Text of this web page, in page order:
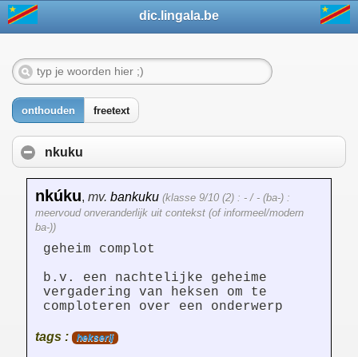
dic.lingala.be
onthouden freetext
nkuku
nkúku, mv. bankuku (klasse 9/10 (2) : - / - (ba-) :
meervoud onveranderlijk uit contekst (of informeel/modern
ba-))
geheim complot
b.v. een nachtelijke geheime
vergadering van heksen om te
comploteren over een onderwerp
tags : hekserij